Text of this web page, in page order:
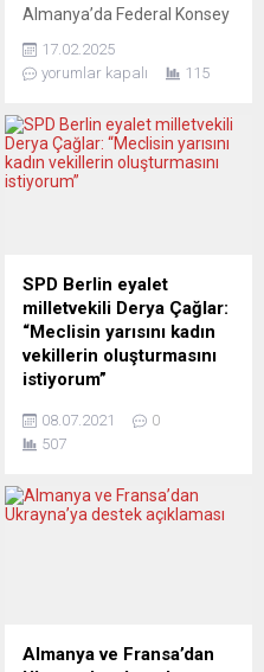
Almanya’da Federal Konsey
Temsilciler Kurulu), 2023
yılından bu yana her yıl,
yaptırımların sertleştirilmesi,
Ukrayna’ya daha fazla silah
ve mali yardım sağlanması
Geçmişte, bu tür karar
tasarıları, Sol Parti’nin (Die
Linke) koalisyon ortağı
olduğu...
17.02.2025
yorumlar kapalı
115
SPD Berlin eyalet
milletvekili Derya Çağlar:
“Meclisin yarısını kadın
vekillerin oluşturmasını
istiyorum”
Partisi’nin (SPD) Berlin
Eyalet Parlamentosu
Eylül’deki eyalet seçimlerine
ilişkin önemli açıklamalarda
olabilmesi, ırkçılıkla etkin
08.07.2021
0
507
Almanya ve Fransa’dan